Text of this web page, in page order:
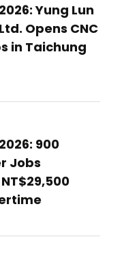
Yung Lun
Opens CNC
in Taichung
900
Jobs